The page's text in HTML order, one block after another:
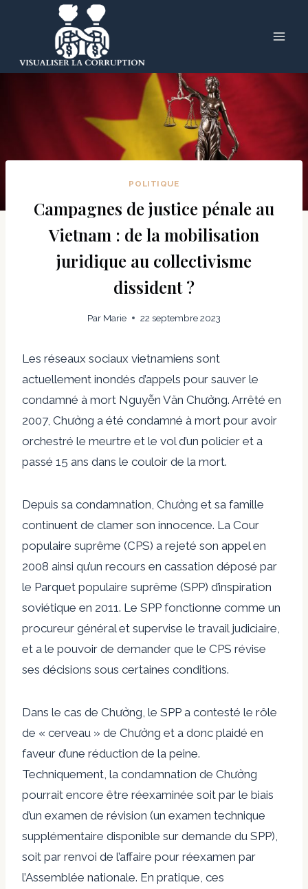
POLITIQUE
Campagnes de justice pénale au
Vietnam : de la mobilisation
juridique au collectivisme
dissident ?
Par Marie 22 septembre 2023
Les réseaux sociaux vietnamiens sont
actuellement inondés d’appels pour sauver le
condamné à mort Nguyễn Văn Chưởng. Arrêté en
2007, Chưởng a été condamné à mort pour avoir
orchestré le meurtre et le vol d’un policier et a
passé 15 ans dans le couloir de la mort.
Depuis sa condamnation, Chưởng et sa famille
continuent de clamer son innocence. La Cour
populaire suprême (CPS) a rejeté son appel en
2008 ainsi qu’un recours en cassation déposé par
le Parquet populaire suprême (SPP) d’inspiration
soviétique en 2011. Le SPP fonctionne comme un
procureur général et supervise le travail judiciaire,
et a le pouvoir de demander que le CPS révise
ses décisions sous certaines conditions.
Dans le cas de Chưởng, le SPP a contesté le rôle
de « cerveau » de Chưởng et a donc plaidé en
faveur d’une réduction de la peine.
Techniquement, la condamnation de Chưởng
pourrait encore être réexaminée soit par le biais
d’un examen de révision (un examen technique
supplémentaire disponible sur demande du SPP),
soit par renvoi de l’affaire pour réexamen par
l’Assemblée nationale. En pratique, ces